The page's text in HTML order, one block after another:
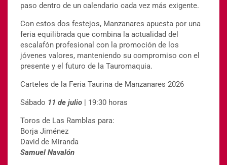
paso dentro de un calendario cada vez más exigente.
Con estos dos festejos, Manzanares apuesta por una
feria equilibrada que combina la actualidad del
escalafón profesional con la promoción de los
jóvenes valores, manteniendo su compromiso con el
presente y el futuro de la Tauromaquia.
Carteles de la Feria Taurina de Manzanares 2026
Sábado 11 de julio | 19:30 horas
Toros de Las Ramblas para:
Borja Jiménez
David de Miranda
Samuel Navalón